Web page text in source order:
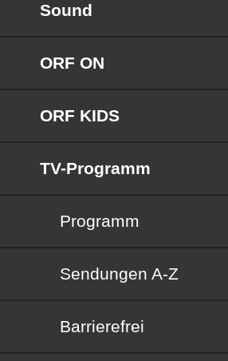
Sound
ORF ON
ORF KIDS
TV-Programm
Programm
Sendungen von A bis Z
Sendungen A-Z
Barrierefrei
Barrierefrei